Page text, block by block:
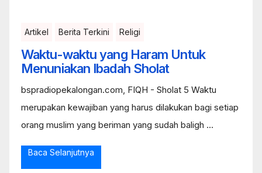
Artikel Berita Terkini Religi
Waktu-waktu yang Haram Untuk
Menuniakan Ibadah Sholat
bspradiopekalongan.com, FIQH - Sholat 5 Waktu
merupakan kewajiban yang harus dilakukan bagi setiap
orang muslim yang beriman yang sudah baligh ...
Baca Selanjutnya